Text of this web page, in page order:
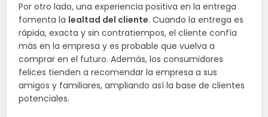
Por otro lado, una experiencia positiva en la entrega
fomenta la lealtad del cliente. Cuando la entrega es
rápida, exacta y sin contratiempos, el cliente confía
más en la empresa y es probable que vuelva a
comprar en el futuro. Además, los consumidores
felices tienden a recomendar la empresa a sus
amigos y familiares, ampliando así la base de clientes
potenciales.